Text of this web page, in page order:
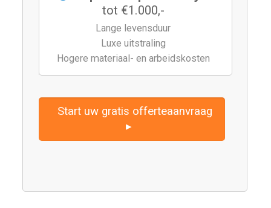
tot €1.000,-
Lange levensduur
Luxe uitstraling
Hogere materiaal- en arbeidskosten
Start uw gratis offerteaanvraag
▸